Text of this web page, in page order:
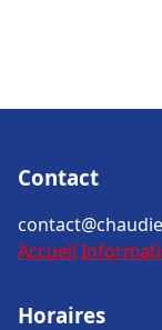
Contact
Accueil
Horaires